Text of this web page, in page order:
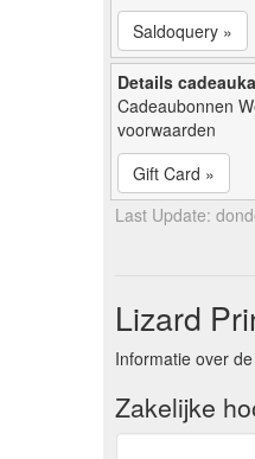
Saldoquery »
Details
Cadeaubonnen
voorwaarden
Gift Card »
Last Update:
Lizard
Informatie over
Zakelijke